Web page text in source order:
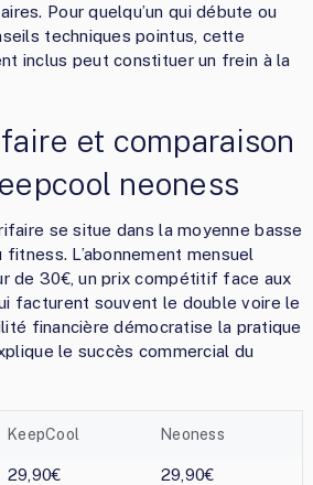
Pour quelqu’un qui débute ou
techniques pointus, cette
inclus peut constituer un frein à la
et comparaison
neoness
se situe dans la moyenne basse
L’abonnement mensuel
de 30€, un prix compétitif face aux
facturent souvent le double voire le
financière démocratise la pratique
le succès commercial du
KeepCool Neoness
29,90€ 29,90€